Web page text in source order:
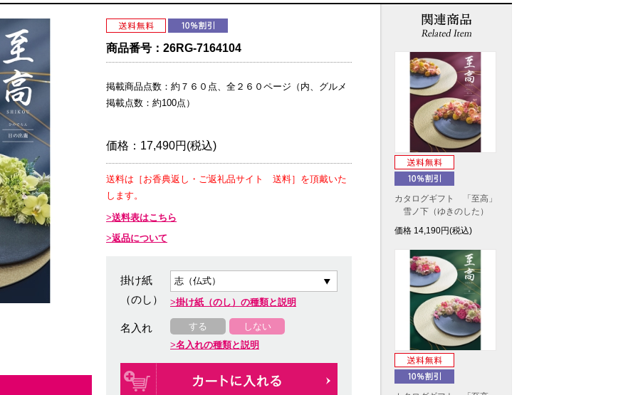
商品番号： 26RG-7164104
掲載商品点数：約７６０点、全２６０ページ（内、グルメ
掲載点数：約100点）
価格： 17,490円(税込)
送料は［お香典返し・ご返礼品サイト 送料］を頂戴いた
します。
送料表はこちら
返品について
掛け紙
（のし）
掛け紙（のし）の種類と説明
名入れ する
しない
名入れの種類と説明
カタログギフト 「至高」
雪ノ下（ゆきのした）
価格 14,190円(税込)